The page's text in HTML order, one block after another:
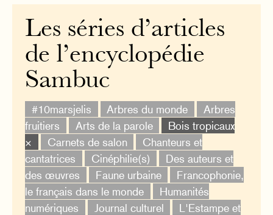
Les séries d’articles
de l’encyclopédie
Sambuc
#10marsjelis Arbres du monde
Arbres
fruitiers
Arts de la parole
Bois tropicaux
×
Carnets de salon
Chanteurs et
cantatrices
Cinéphilie(s)
Des auteurs et
des œuvres
Faune urbaine
Francophonie,
le français dans le monde
Humanités
numériques
Journal culturel
L'Estampe et